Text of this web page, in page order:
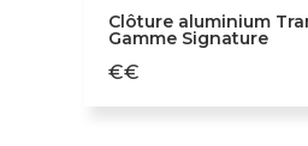
Clôture aluminium
Gamme Signature
€€